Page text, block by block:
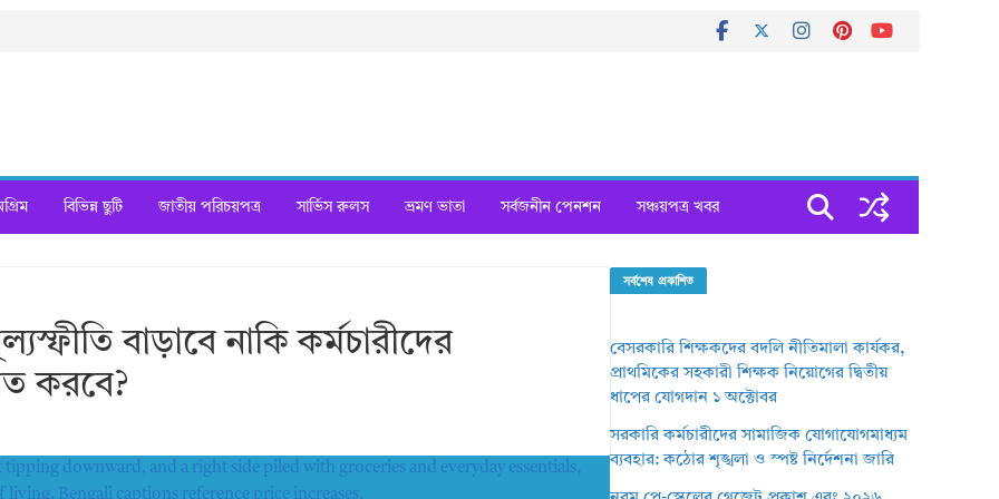
বিভিন্ন ছুটি জাতীয় পরিচয়পত্র সার্ভিস রুলস ভ্রমণ ভাতা সর্বজনীন পেনশন সঞ্চয়পত্র খবর
বাড়াবে নাকি কর্মচারীদের
করবে?
সর্বশেষ প্রকাশিত
বেসরকারি শিক্ষকদের বদলি নীতিমালা কার্যকর,
প্রাথমিকের সহকারী শিক্ষক নিয়োগের দ্বিতীয়
ধাপের যোগদান ১ অক্টোবর
সরকারি কর্মচারীদের সামাজিক যোগাযোগমাধ্যম
ব্যবহার: কঠোর শৃঙ্খলা ও স্পষ্ট নির্দেশনা জারি